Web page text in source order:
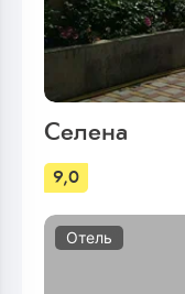
Селена
9,0
Отель